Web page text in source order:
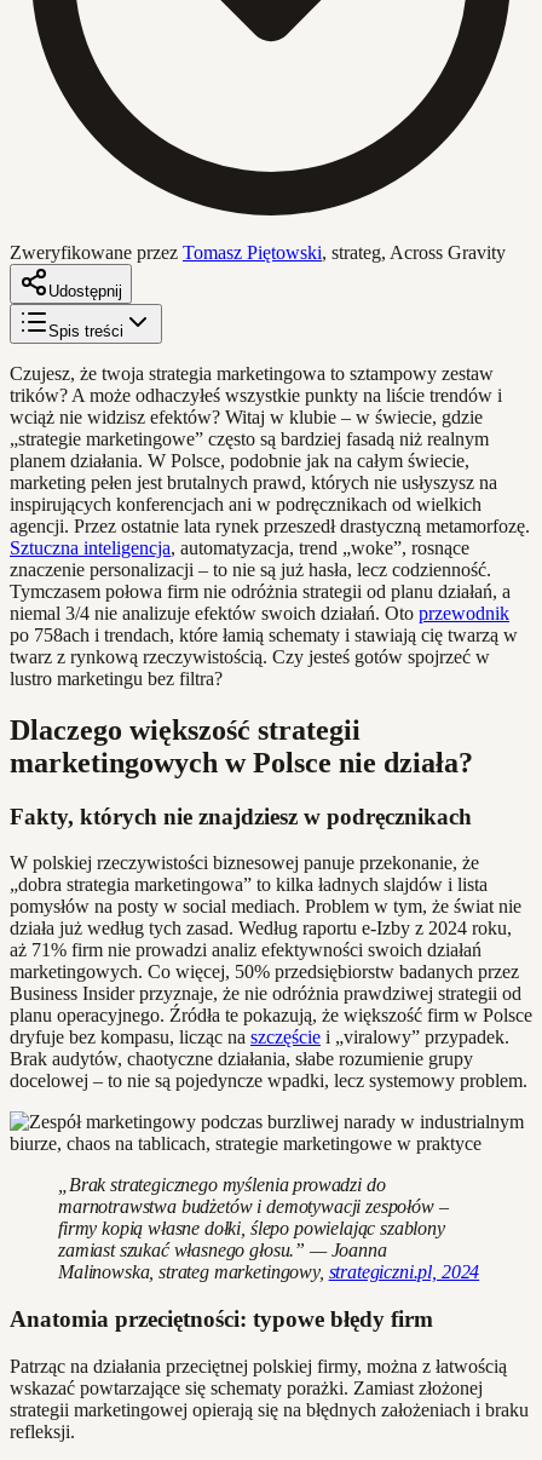
Zweryfikowane przez Tomasz Piętowski, strateg, Across Gravity
Udostępnij
Spis treści
Czujesz, że twoja strategia marketingowa to sztampowy zestaw
trików? A może odhaczyłeś wszystkie punkty na liście trendów i
wciąż nie widzisz efektów? Witaj w klubie – w świecie, gdzie
„strategie marketingowe” często są bardziej fasadą niż realnym
planem działania. W Polsce, podobnie jak na całym świecie,
marketing pełen jest brutalnych prawd, których nie usłyszysz na
inspirujących konferencjach ani w podręcznikach od wielkich
agencji. Przez ostatnie lata rynek przeszedł drastyczną metamorfozę.
Sztuczna inteligencja, automatyzacja, trend „woke”, rosnące
znaczenie personalizacji – to nie są już hasła, lecz codzienność.
Tymczasem połowa firm nie odróżnia strategii od planu działań, a
niemal 3/4 nie analizuje efektów swoich działań. Oto przewodnik
po 758ach i trendach, które łamią schematy i stawiają cię twarzą w
twarz z rynkową rzeczywistością. Czy jesteś gotów spojrzeć w
lustro marketingu bez filtra?
Dlaczego większość strategii
marketingowych w Polsce nie działa?
Fakty, których nie znajdziesz w podręcznikach
W polskiej rzeczywistości biznesowej panuje przekonanie, że
„dobra strategia marketingowa” to kilka ładnych slajdów i lista
pomysłów na posty w social mediach. Problem w tym, że świat nie
działa już według tych zasad. Według raportu e-Izby z 2024 roku,
aż 71% firm nie prowadzi analiz efektywności swoich działań
marketingowych. Co więcej, 50% przedsiębiorstw badanych przez
Business Insider przyznaje, że nie odróżnia prawdziwej strategii od
planu operacyjnego. Źródła te pokazują, że większość firm w Polsce
dryfuje bez kompasu, licząc na szczęście i „viralowy” przypadek.
Brak audytów, chaotyczne działania, słabe rozumienie grupy
docelowej – to nie są pojedyncze wpadki, lecz systemowy problem.
„Brak strategicznego myślenia prowadzi do
marnotrawstwa budżetów i demotywacji zespołów –
firmy kopią własne dołki, ślepo powielając szablony
zamiast szukać własnego głosu.” — Joanna
Malinowska, strateg marketingowy, strategiczni.pl, 2024
Anatomia przeciętności: typowe błędy firm
Patrząc na działania przeciętnej polskiej firmy, można z łatwością
wskazać powtarzające się schematy porażki. Zamiast złożonej
strategii marketingowej opierają się na błędnych założeniach i braku
refleksji.